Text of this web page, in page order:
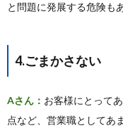
と問題に発展する危険も
4.ごまかさない
Aさん： お客様にとって
点など、営業職としてあ